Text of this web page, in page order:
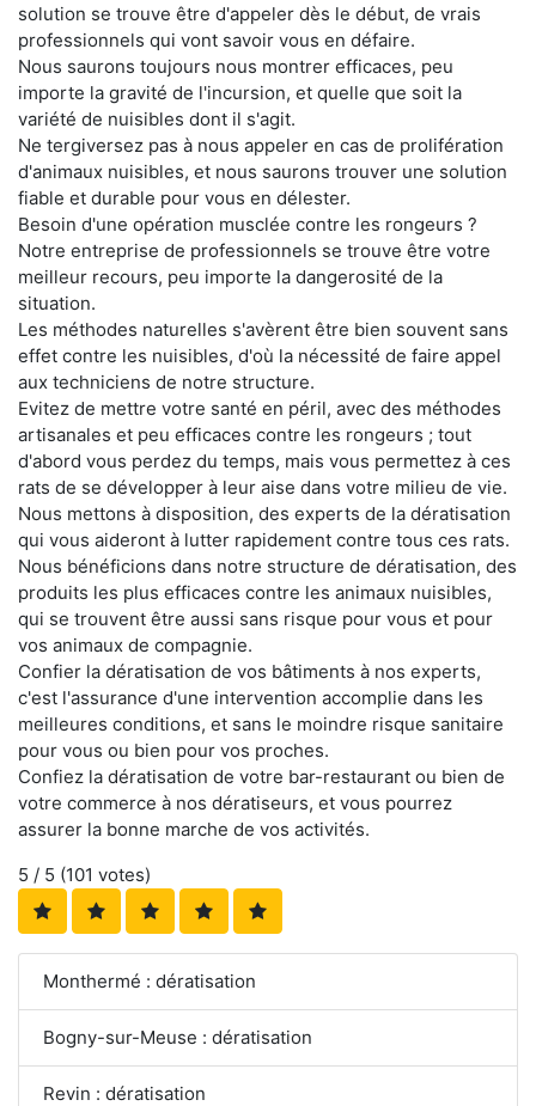
solution se trouve être d'appeler dès le début, de vrais
professionnels qui vont savoir vous en défaire.
Nous saurons toujours nous montrer efficaces, peu
importe la gravité de l'incursion, et quelle que soit la
variété de nuisibles dont il s'agit.
Ne tergiversez pas à nous appeler en cas de prolifération
d'animaux nuisibles, et nous saurons trouver une solution
fiable et durable pour vous en délester.
Besoin d'une opération musclée contre les rongeurs ?
Notre entreprise de professionnels se trouve être votre
meilleur recours, peu importe la dangerosité de la
situation.
Les méthodes naturelles s'avèrent être bien souvent sans
effet contre les nuisibles, d'où la nécessité de faire appel
aux techniciens de notre structure.
Evitez de mettre votre santé en péril, avec des méthodes
artisanales et peu efficaces contre les rongeurs ; tout
d'abord vous perdez du temps, mais vous permettez à ces
rats de se développer à leur aise dans votre milieu de vie.
Nous mettons à disposition, des experts de la dératisation
qui vous aideront à lutter rapidement contre tous ces rats.
Nous bénéficions dans notre structure de dératisation, des
produits les plus efficaces contre les animaux nuisibles,
qui se trouvent être aussi sans risque pour vous et pour
vos animaux de compagnie.
Confier la dératisation de vos bâtiments à nos experts,
c'est l'assurance d'une intervention accomplie dans les
meilleures conditions, et sans le moindre risque sanitaire
pour vous ou bien pour vos proches.
Confiez la dératisation de votre bar-restaurant ou bien de
votre commerce à nos dératiseurs, et vous pourrez
assurer la bonne marche de vos activités.
5 / 5 (101 votes)
Monthermé : dératisation
Bogny-sur-Meuse : dératisation
Revin : dératisation